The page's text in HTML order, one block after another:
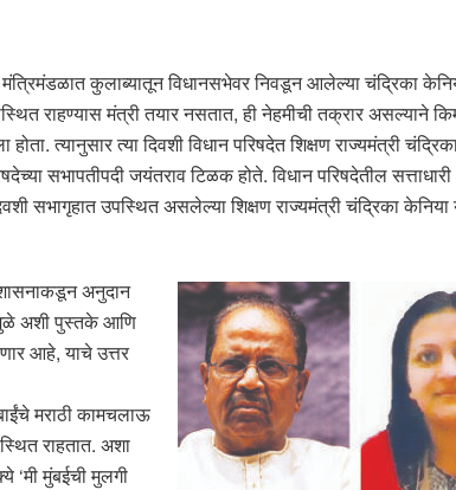
कुलाब्यातून विधानसभेवर निवडून आलेल्या चंद्रिका
राहण्यास मंत्री तयार नसतात, ही नेहमीची तक्रार असल्याने
त्यानुसार त्या दिवशी विधान परिषदेत शिक्षण राज्यमंत्री
सभापतीपदी जयंतराव टिळक होते. विधान परिषदेतील
सभागृहात उपस्थित असलेल्या शिक्षण राज्यमंत्री चंद्रिका केनिया
अनुदान
अशी पुस्तके आणि
आहे, याचे उत्तर
मराठी कामचलाऊ
राहतात. अशा
‘मी मुंबईची मुलगी